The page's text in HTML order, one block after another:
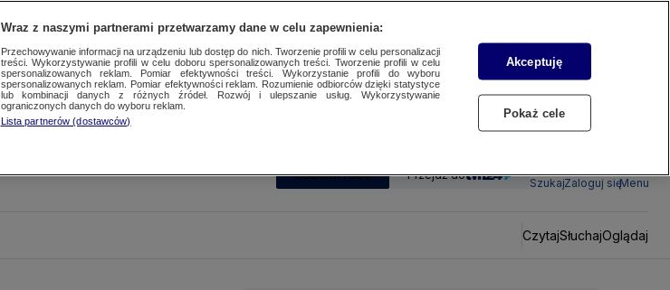
SUBSKRYBUJ Przejdź do
SzukajZaloguj sięMenu
CzytajSłuchajOglądaj
Wraz z naszymi partnerami przetwarzamy dane w celu zapewnienia:
Przechowywanie informacji na urządzeniu lub dostęp do nich. Tworzenie profili w celu personalizacji
treści. Wykorzystywanie profili w celu doboru spersonalizowanych treści. Tworzenie profili w celu
spersonalizowanych reklam. Pomiar efektywności treści. Wykorzystanie profili do wyboru
spersonalizowanych reklam. Pomiar efektywności reklam. Rozumienie odbiorców dzięki statystyce
lub kombinacji danych z różnych źródeł. Rozwój i ulepszanie usług. Wykorzystywanie
ograniczonych danych do wyboru reklam.
Lista partnerów (dostawców)
Akceptuję
Pokaż cele